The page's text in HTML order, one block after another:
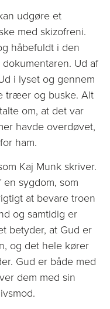
udgøre et
med skizofreni.
håbefuldt i den
Ud af
i lyset og gennem
træer og buske. Alt
om, at det var
havde overdøvet,
ham.
Kaj Munk skriver.
sygdom, som
at bevare troen
og samtidig er
betyder, at Gud er
og det hele kører
Gud er både med
dem med sin